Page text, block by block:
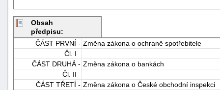
Obsah
předpisu:
ČÁST PRVNÍ - Změna zákona o ochraně spotřebitele
Čl. I
ČÁST DRUHÁ - Změna zákona o bankách
Čl. II
ČÁST TŘETÍ - Změna zákona o České obchodní inspekci